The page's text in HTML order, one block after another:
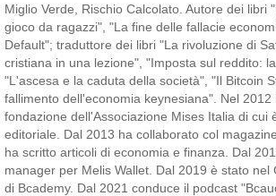
Miglio Verde, Rischio Calcolato. Autore dei libri
gioco da ragazzi", "La fine delle fallacie
Default"; traduttore dei libri "La rivoluzione di
cristiana in una lezione", "Imposta sul reddito:
"L'ascesa e la caduta della società", "Il Bitcoin
fallimento dell'economia keynesiana". Nel 2012
fondazione dell'Associazione Mises Italia di cui
editoriale. Dal 2013 ha collaborato col
ha scritto articoli di economia e finanza. Dal
manager per Melis Wallet. Dal 2019 è stato nel
di Bcademy. Dal 2021 conduce il podcast